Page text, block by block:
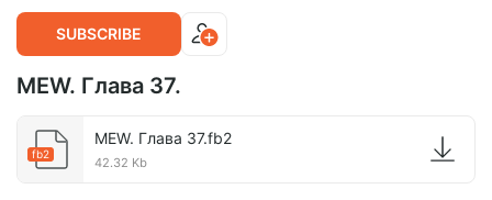
SUBSCRIBE
MEW. Глава 37.
fb2
MEW. Глава 37.fb2
42.32 Kb